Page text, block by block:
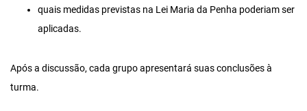
quais medidas previstas na Lei Maria da Penha poderiam ser
aplicadas.
Após a discussão, cada grupo apresentará suas conclusões à
turma.